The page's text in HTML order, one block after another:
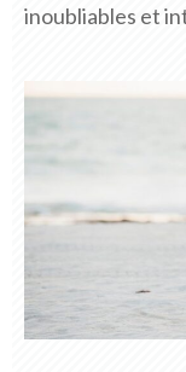
inoubliables et